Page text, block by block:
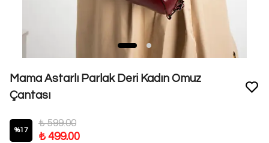
Mama Astarlı Parlak Deri Kadın Omuz
Çantası
%17
₺ 599.00
₺ 499.00